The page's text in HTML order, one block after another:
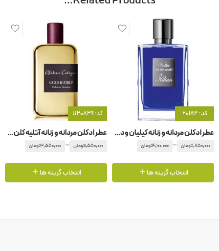
کد: 20184
عطر ادکلن مردانه و زنانه کیلیان ودکا آن د راکس
1,850,000تومان –
4,100,000تومان
انتخاب گزینه ها
کد: U20829
عطر ادکلن مردانه و زنانه آتلیه کلن -آتلیه کلون گلد لیدر – گلد لدر
1,550,000تومان –
3,550,000تومان
انتخاب گزینه ها